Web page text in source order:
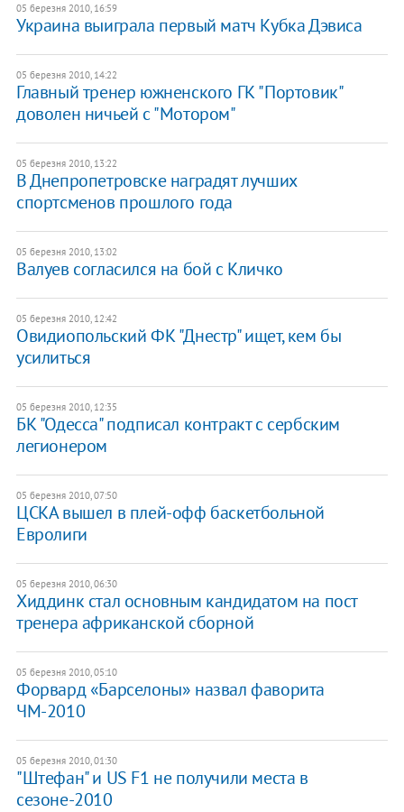
05 березня 2010, 16:59
Украина выиграла первый матч Кубка Дэвиса
05 березня 2010, 14:22
Главный тренер южненского ГК "Портовик"
доволен ничьей с "Мотором"
05 березня 2010, 13:22
В Днепропетровске наградят лучших
спортсменов прошлого года
05 березня 2010, 13:02
Валуев согласился на бой с Кличко
05 березня 2010, 12:42
Овидиопольский ФК "Днестр" ищет, кем бы
усилиться
05 березня 2010, 12:35
БК "Одесса" подписал контракт с сербским
легионером
05 березня 2010, 07:50
ЦСКА вышел в плей-офф баскетбольной
Евролиги
05 березня 2010, 06:30
Хиддинк стал основным кандидатом на пост
тренера африканской сборной
05 березня 2010, 05:10
Форвард «Барселоны» назвал фаворита
ЧМ-2010
05 березня 2010, 01:30
"Штефан" и US F1 не получили места в
сезоне-2010